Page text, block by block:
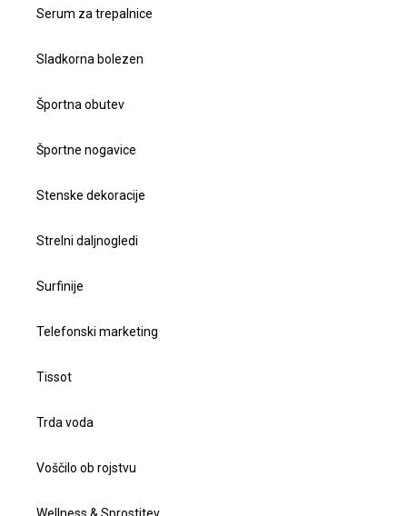
Serum za trepalnice
Sladkorna bolezen
Športna obutev
Športne nogavice
Stenske dekoracije
Strelni daljnogledi
Surfinije
Telefonski marketing
Tissot
Trda voda
Voščilo ob rojstvu